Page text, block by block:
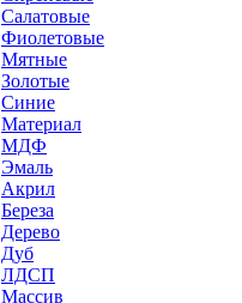
Салатовые
Фиолетовые
Мятные
Золотые
Синие
Материал
МДФ
Эмаль
Акрил
Береза
Дерево
Дуб
ЛДСП
Массив